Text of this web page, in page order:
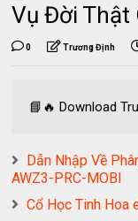
Vụ Đời Thật
0 Trương Định
📘🔥 Download
Dẫn Nhập Về
AWZ3-PRC-MOBI
Cổ Học Tinh Hoa